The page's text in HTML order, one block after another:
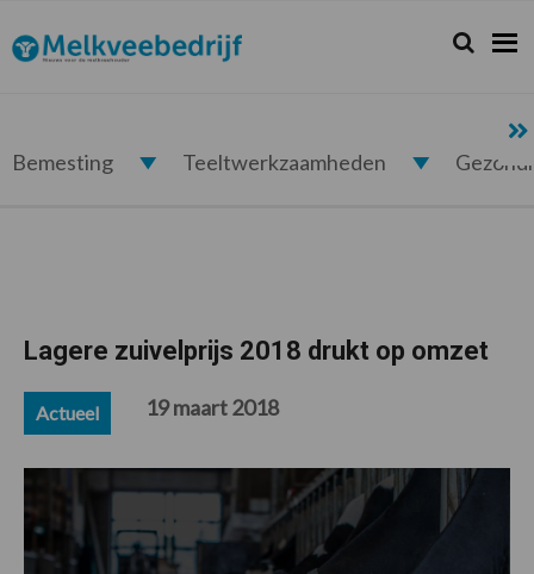
de
hoofdnavigatie
de
hoofd
de
eerste
de
voettekst
Melkveebedrijf.nl Zoeken...
Zoek
Bemesting Teeltwerkzaamheden
Lagere zuivelprijs 2018 drukt op omzet
Actueel 19 maart 2018